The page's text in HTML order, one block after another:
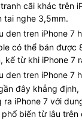
cãi khác trên
tai nghe 3,5mm.
có thể bán được
kể từ khi iPhone 7
đây khẳng
ra iPhone 7 với
biến từ lâu trên